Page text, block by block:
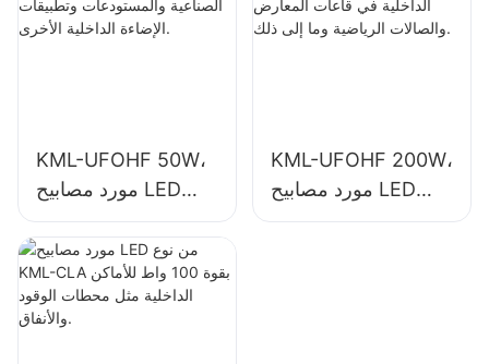
الداخلية الأخرى.
KML-UFOHF 50W،
مورد مصابيح LED
عالية الإضاءة للمصانع
الصناعية والمستودعات
وتطبيقات الإضاءة
الداخلية الأخرى.
KML-UFOHF 200W،
مورد مصابيح LED
عالية الإضاءة للإضاءة